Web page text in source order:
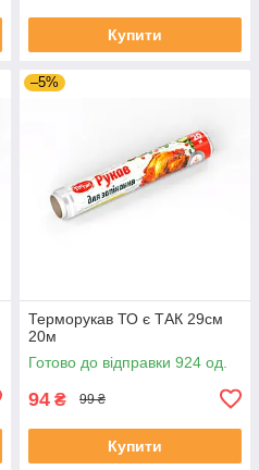
Купити
–5%
Терморукав ТО є ТАК 29см
20м
Готово до відправки 924 од.
94 ₴ 99 ₴
Купити